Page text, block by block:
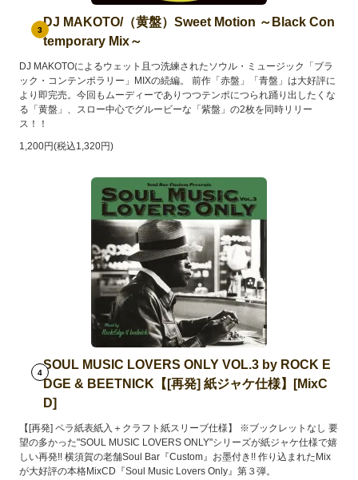
3
DJ MAKOTO/（黄盤）Sweet Motion ～Black Con
temporary Mix～
DJ MAKOTOによるウェット且つ洗練されたソウル・ミュージック「ブラ
ック・コンテンポラリー」MIXの続編。 前作「赤盤」「青盤」は大好評に
より即完売。今回もムーディーでありつつテンポにつられ踊り出したくな
る「黄盤」、スロー中心でグルービーな「紫盤」の2枚を同時リリー
ス！！
1,200円(税込1,320円)
4
SOUL MUSIC LOVERS ONLY VOL.3 by ROCK E
DGE & BEETNICK【[再発] 紙ジャケ仕様】[MixC
D]
【[再発] ペラ紙表紙入＋クラフト紙スリーブ仕様】 ※ブックレットなし 要
望の多かった"SOUL MUSIC LOVERS ONLY"シリーズが紙ジャケ仕様で嬉
しい再発!! 横須賀の老舗Soul Bar『Custom』お墨付き!! 作り込まれたMix
が大好評の本格MixCD『Soul Music Lovers Only』第３弾。